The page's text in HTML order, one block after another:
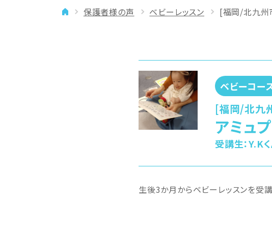
年齢に合わせた学習法
「やりたい」を引き出す
イベント
保護者様の声 ベビーレッスン [福岡/北九州
ベビーコー
[福岡/北九
アミュ
受講生：Y.K
生後3か月からベビーレッスンを受